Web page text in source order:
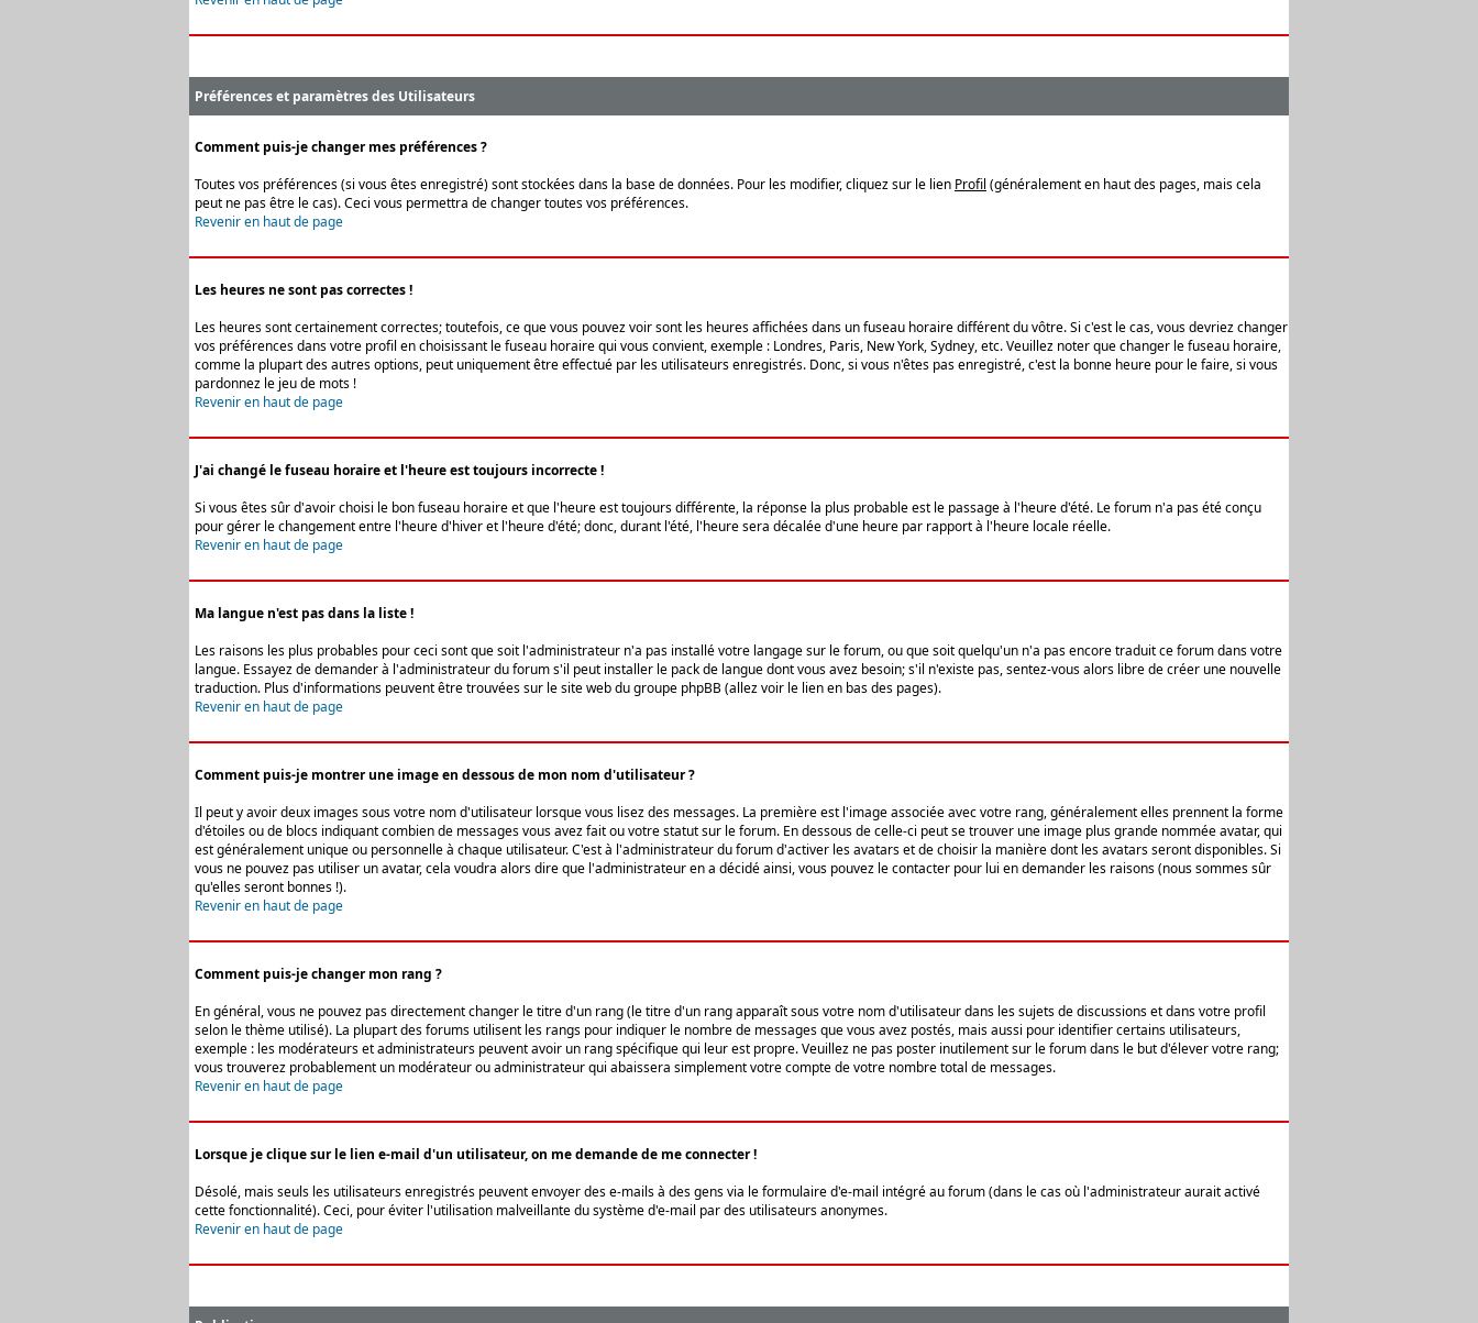
Préférences et paramètres des Utilisateurs
Comment puis-je changer mes préférences ?
Toutes vos préférences (si vous êtes enregistré) sont stockées dans la base de données. Pour les modifier, cliquez sur le lien Profil (généralement en haut des pages, mais cela
peut ne pas être le cas). Ceci vous permettra de changer toutes vos préférences.
Revenir en haut de page
Les heures ne sont pas correctes !
Les heures sont certainement correctes; toutefois, ce que vous pouvez voir sont les heures affichées dans un fuseau horaire différent du vôtre. Si c'est le cas, vous devriez changer
vos préférences dans votre profil en choisissant le fuseau horaire qui vous convient, exemple : Londres, Paris, New York, Sydney, etc. Veuillez noter que changer le fuseau horaire,
comme la plupart des autres options, peut uniquement être effectué par les utilisateurs enregistrés. Donc, si vous n'êtes pas enregistré, c'est la bonne heure pour le faire, si vous
pardonnez le jeu de mots !
Revenir en haut de page
J'ai changé le fuseau horaire et l'heure est toujours incorrecte !
Si vous êtes sûr d'avoir choisi le bon fuseau horaire et que l'heure est toujours différente, la réponse la plus probable est le passage à l'heure d'été. Le forum n'a pas été conçu
pour gérer le changement entre l'heure d'hiver et l'heure d'été; donc, durant l'été, l'heure sera décalée d'une heure par rapport à l'heure locale réelle.
Revenir en haut de page
Ma langue n'est pas dans la liste !
Les raisons les plus probables pour ceci sont que soit l'administrateur n'a pas installé votre langage sur le forum, ou que soit quelqu'un n'a pas encore traduit ce forum dans votre
langue. Essayez de demander à l'administrateur du forum s'il peut installer le pack de langue dont vous avez besoin; s'il n'existe pas, sentez-vous alors libre de créer une nouvelle
traduction. Plus d'informations peuvent être trouvées sur le site web du groupe phpBB (allez voir le lien en bas des pages).
Revenir en haut de page
Comment puis-je montrer une image en dessous de mon nom d'utilisateur ?
Il peut y avoir deux images sous votre nom d'utilisateur lorsque vous lisez des messages. La première est l'image associée avec votre rang, généralement elles prennent la forme
d'étoiles ou de blocs indiquant combien de messages vous avez fait ou votre statut sur le forum. En dessous de celle-ci peut se trouver une image plus grande nommée avatar, qui
est généralement unique ou personnelle à chaque utilisateur. C'est à l'administrateur du forum d'activer les avatars et de choisir la manière dont les avatars seront disponibles. Si
vous ne pouvez pas utiliser un avatar, cela voudra alors dire que l'administrateur en a décidé ainsi, vous pouvez le contacter pour lui en demander les raisons (nous sommes sûr
qu'elles seront bonnes !).
Revenir en haut de page
Comment puis-je changer mon rang ?
En général, vous ne pouvez pas directement changer le titre d'un rang (le titre d'un rang apparaît sous votre nom d'utilisateur dans les sujets de discussions et dans votre profil
selon le thème utilisé). La plupart des forums utilisent les rangs pour indiquer le nombre de messages que vous avez postés, mais aussi pour identifier certains utilisateurs,
exemple : les modérateurs et administrateurs peuvent avoir un rang spécifique qui leur est propre. Veuillez ne pas poster inutilement sur le forum dans le but d'élever votre rang;
vous trouverez probablement un modérateur ou administrateur qui abaissera simplement votre compte de votre nombre total de messages.
Revenir en haut de page
Lorsque je clique sur le lien e-mail d'un utilisateur, on me demande de me connecter !
Désolé, mais seuls les utilisateurs enregistrés peuvent envoyer des e-mails à des gens via le formulaire d'e-mail intégré au forum (dans le cas où l'administrateur aurait activé
cette fonctionnalité). Ceci, pour éviter l'utilisation malveillante du système d'e-mail par des utilisateurs anonymes.
Revenir en haut de page